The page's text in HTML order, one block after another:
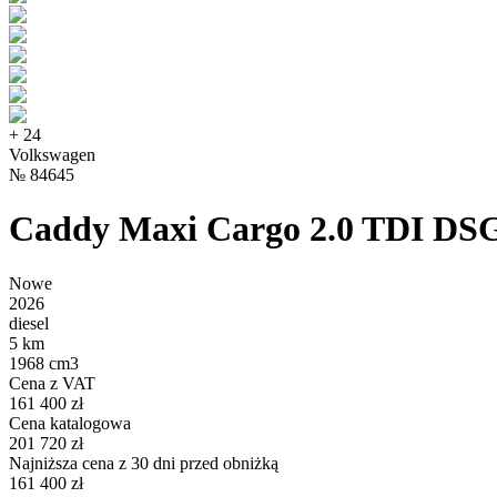
+ 24
Volkswagen
№ 84645
Caddy Maxi Cargo 2.0 TDI
Nowe
2026
diesel
5 km
1968 cm3
Cena z VAT
161 400 zł
Cena katalogowa
201 720 zł
Najniższa cena z 30 dni przed obniżką
161 400 zł